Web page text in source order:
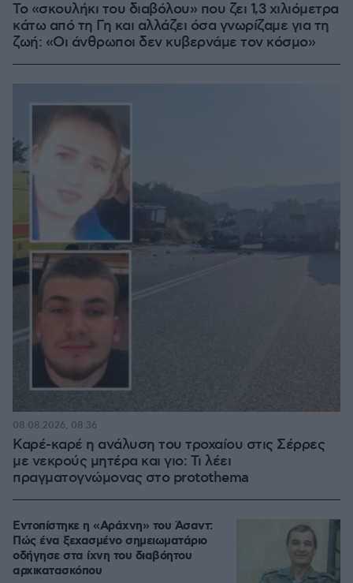
Το «σκουλήκι του διαβόλου» που ζει 1,3 χιλιόμετρα
κάτω από τη Γη και αλλάζει όσα γνωρίζαμε για τη
ζωή: «Οι άνθρωποι δεν κυβερνάμε τον κόσμο»
Καρέ-καρέ η ανάλυση του τροχαίου στις Σέρρες
με νεκρούς μητέρα και γιο: Τι λέει
πραγματογνώμονας στο protothema
08.08.2026, 08:36
Εντοπίστηκε η «Αράχνη» του Άσαντ:
Πώς ένα ξεχασμένο σημειωματάριο
οδήγησε στα ίχνη του διαβόητου
αρχικατασκόπου